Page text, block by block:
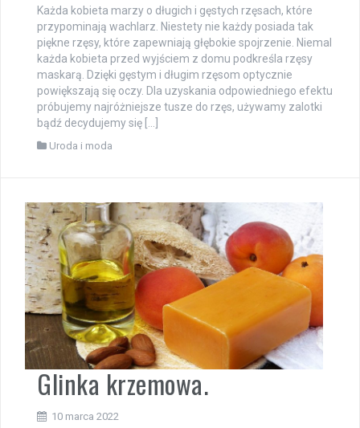
Każda kobieta marzy o długich i gęstych rzęsach, które
przypominają wachlarz. Niestety nie każdy posiada tak
piękne rzęsy, które zapewniają głębokie spojrzenie. Niemal
każda kobieta przed wyjściem z domu podkreśla rzęsy
maskarą. Dzięki gęstym i długim rzęsom optycznie
powiększają się oczy. Dla uzyskania odpowiedniego efektu
próbujemy najróżniejsze tusze do rzęs, używamy zalotki
bądź decydujemy się […]
Uroda i moda
Glinka krzemowa.
10 marca 2022